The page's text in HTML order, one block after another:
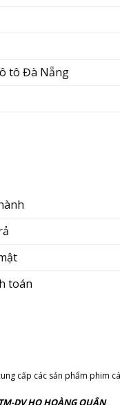
tô Đà Nẵng
toán
cấp các sản phẩm phim
DV HQ HOÀNG QUÂN